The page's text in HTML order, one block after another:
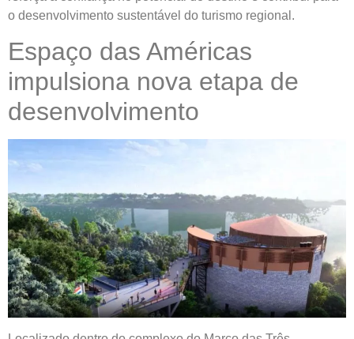
o desenvolvimento sustentável do turismo regional.
Espaço das Américas
impulsiona nova etapa de
desenvolvimento